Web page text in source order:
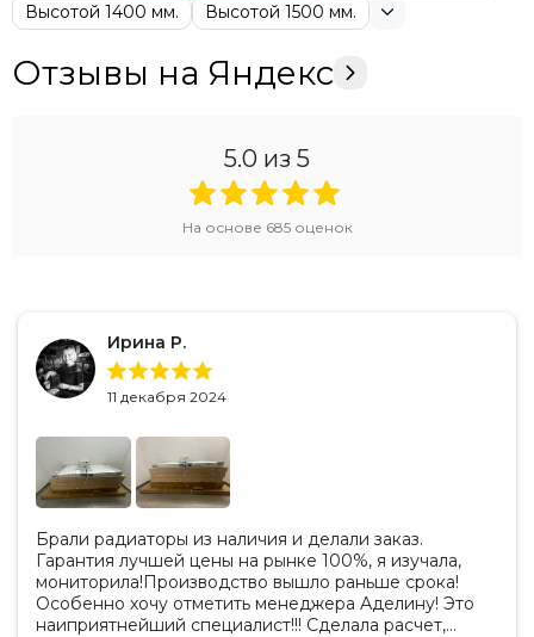
Высотой 1400 мм.
Высотой 1500 мм.
Отзывы на Яндекс
5.0 из 5
На основе 685оценок
Ирина Р.
11 декабря 2024
Брали радиаторы из наличия и делали заказ.
Гарантия лучшей цены на рынке 100%, я изучала,
мониторила!Производство вышло раньше срока!
Особенно хочу отметить менеджера Аделину! Это
наиприятнейший специалист!!! Сделала расчет,